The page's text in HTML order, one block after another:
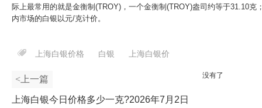
际上最常用的就是金衡制(TROY)，一个金衡制(TROY)盎司约等于31.10克
内市场的白银以元/克计价。
上海白银价格 白银 上海白银价
<上一篇
上海白银今日价格多少一克?2026年7月2日
没有了